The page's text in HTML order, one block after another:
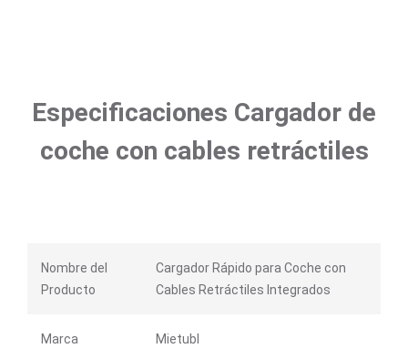
Especificaciones Cargador de
coche con cables retráctiles
Nombre del
Producto
Cargador Rápido para Coche con
Cables Retráctiles Integrados
Marca Mietubl